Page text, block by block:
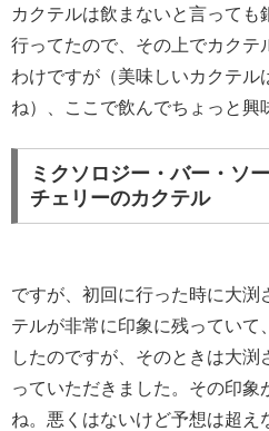
カクテルは飲まないと言っても
行ってたので、その上でカクテ
わけですが（美味しいカクテル
ね）、ここで飲んでちょっと興
ミクソロジー・バー・ソ
チェリーのカクテル
ですが、初回に行った時に大渕
テルが非常に印象に残っていて
したのですが、そのときは大
っていただきました。その印象
ね。悪くはないけど予想は超え